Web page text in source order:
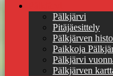
Pälkjärvi
Pitäjäesittely
Pälkjärven
Paikkoja
Pälkjärvi
Pälkjärven